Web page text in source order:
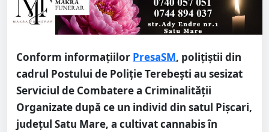
Conform informațiilor PresaSM, polițiștii din
cadrul Postului de Poliție Terebești au sesizat
Serviciul de Combatere a Criminalității
Organizate după ce un individ din satul Pișcari,
județul Satu Mare, a cultivat cannabis în